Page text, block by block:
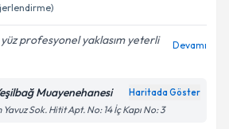
işlenmesine ilişkin Aydınlatma
ve kişisel verilerimin belirtilen
Takvim Talebini Gönder
profesyonel yaklasım yeterli
Devamı
Muayenehanesi Haritada Göster
Sok. Hitit Apt. No: 14 İç Kapı No: 3